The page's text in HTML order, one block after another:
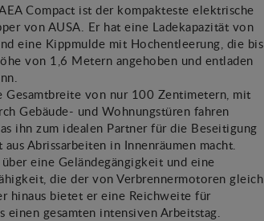
Compact ist der kompakteste elektrische
von AUSA. Er hat eine Ladekapazität von
eine Kippmulde mit Hochentleerung, die bis
von 1,6 Metern angehoben und entladen
Gesamtbreite von nur 100 Zentimetern, mit
Gebäude- und Wohnungstüren fahren
ihn zum idealen Partner für die Beseitigung
Abrissarbeiten in Innenräumen macht.
eine Geländegängigkeit und eine
die der von Verbrennermotoren gleich
hinaus bietet er eine Reichweite für
einen gesamten intensiven Arbeitstag.